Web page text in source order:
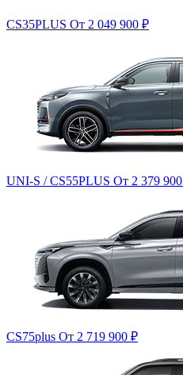
CS35PLUS От 2 049 900 ₽
UNI-S / CS55PLUS От 2 379 900
CS75plus От 2 719 900 ₽